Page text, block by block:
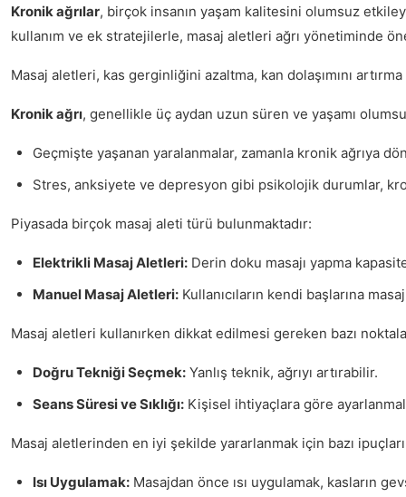
Kronik ağrılar, birçok insanın yaşam kalitesini olumsuz
kullanım ve ek stratejilerle, masaj aletleri ağrı yönetiminde
Masaj aletleri, kas gerginliğini azaltma, kan dolaşımını
Kronik ağrı, genellikle üç aydan uzun süren ve yaşamı
Geçmişte yaşanan yaralanmalar, zamanla kronik ağrıya
Stres, anksiyete ve depresyon gibi psikolojik durumlar,
Piyasada birçok masaj aleti türü bulunmaktadır:
Elektrikli Masaj Aletleri: Derin doku masajı yapma
Manuel Masaj Aletleri: Kullanıcıların kendi başlarına
Masaj aletleri kullanırken dikkat edilmesi gereken bazı
Doğru Tekniği Seçmek: Yanlış teknik, ağrıyı artırabilir.
Seans Süresi ve Sıklığı: Kişisel ihtiyaçlara göre
Masaj aletlerinden en iyi şekilde yararlanmak için bazı
Isı Uygulamak: Masajdan önce ısı uygulamak, kasların